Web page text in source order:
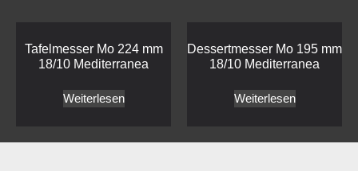
Tafelmesser Mo 224 mm
18/10 Mediterranea
Weiterlesen
Dessertmesser Mo 195 mm
18/10 Mediterranea
Weiterlesen